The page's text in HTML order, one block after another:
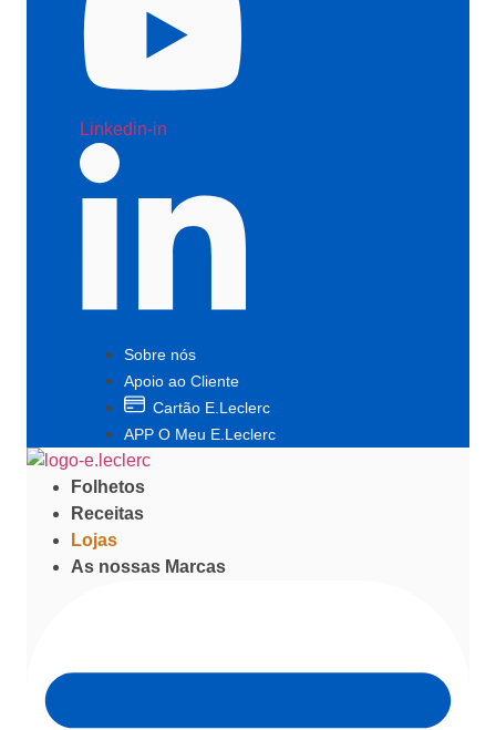
Linkedin-in
Sobre nós
Apoio ao Cliente
Cartão E.Leclerc
APP O Meu E.Leclerc
Folhetos
Receitas
Lojas
As nossas Marcas